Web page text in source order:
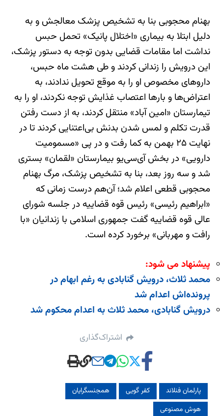
بهنام محجوبی بنا به تشخیص پزشک معالجش و به
دلیل ابتلا به بیماری «اختلال پانیک» تحمل حبس
نداشت اما مقامات قضایی بدون توجه به دستور پزشک،
این درویش را زندانی کردند و طی هشت ماه حبس،
داروهای مخصوص او را به موقع تحویل ندادند، به
اعتراض‌ها و بارها اعتصاب غذایش توجه نکردند، او را به
تیمارستان «امین آباد» منتقل کردند، به از دست رفتن
قدرت تکلم و لمس شدن بدنش بی‌اعتنایی کردند تا در
نهایت ۲۵ بهمن به کما رفت و در پی «مسمومیت
دارویی» در بخش آی‌سی‌یو بیمارستان «لقمان» بستری
شد و سه روز بعد، بنا به تشخیص پزشک، مرگ بهنام
محجوبی قطعی اعلام شد؛ آن‌هم درست زمانی‌ که
«ابراهیم رئیسی» رئیس قوه قضاییه در جلسه شورای
عالی قوه قضاییه گفت جمهوری اسلامی با زندانیان «با
رافت و مهربانی» برخورد کرده است.
پیشنهاد می شود:
محمد ثلاث، درویش گنابادی به رغم ابهام در
پرونده‌اش اعدام شد
درویش گنابادی، محمد ثلاث به اعدام محکوم شد
اشتراک‌گذاری
پارلمان فنلاند کفر گویی
همجنسگرایان
هوش مصنوعی